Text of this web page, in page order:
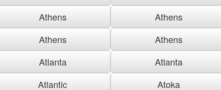
Athens
Athens
Athens
Athens
Atlanta
Atlanta
Atlantic
Atoka